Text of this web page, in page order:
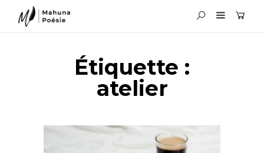
Étiquette :
atelier